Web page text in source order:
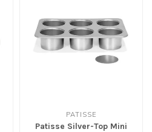
PATISSE
Patisse Silver-Top Mini